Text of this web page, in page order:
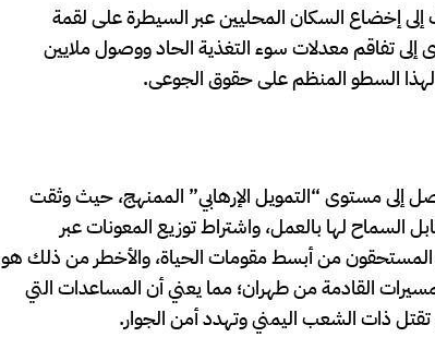
إخضاع السكان المحليين عبر السيطرة على لقمة
إلى تفاقم معدلات سوء التغذية الحاد ووصول ملايين
السطو المنظم على حقوق الجوعى.
إلى مستوى “التمويل الإرهابي” الممنهج، حيث وثقت
السماح لها بالعمل، واشتراط توزيع المعونات عبر
المستحقون من أبسط مقومات الحياة، والأخطر من ذلك هو
القادمة من طهران؛ مما يعني أن المساعدات التي
تقتل ذات الشعب اليمني وتهدد أمن الجوار.